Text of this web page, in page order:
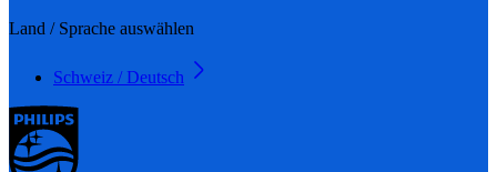
Land / Sprache auswählen
Schweiz / Deutsch